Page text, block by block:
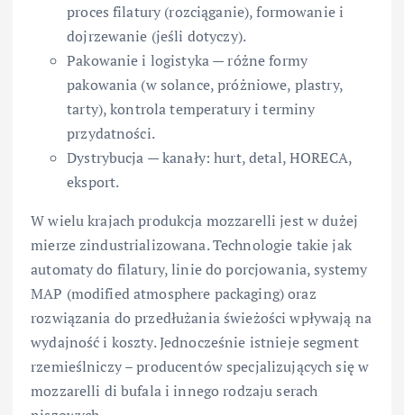
proces filatury (rozciąganie), formowanie i
dojrzewanie (jeśli dotyczy).
Pakowanie i logistyka — różne formy
pakowania (w solance, próżniowe, plastry,
tarty), kontrola temperatury i terminy
przydatności.
Dystrybucja — kanały: hurt, detal, HORECA,
eksport.
W wielu krajach produkcja mozzarelli jest w dużej
mierze zindustrializowana. Technologie takie jak
automaty do filatury, linie do porcjowania, systemy
MAP (modified atmosphere packaging) oraz
rozwiązania do przedłużania świeżości wpływają na
wydajność i koszty. Jednocześnie istnieje segment
rzemieślniczy – producentów specjalizujących się w
mozzarelli di bufala i innego rodzaju serach